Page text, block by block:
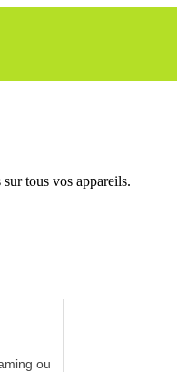
tous vos appareils.
ou